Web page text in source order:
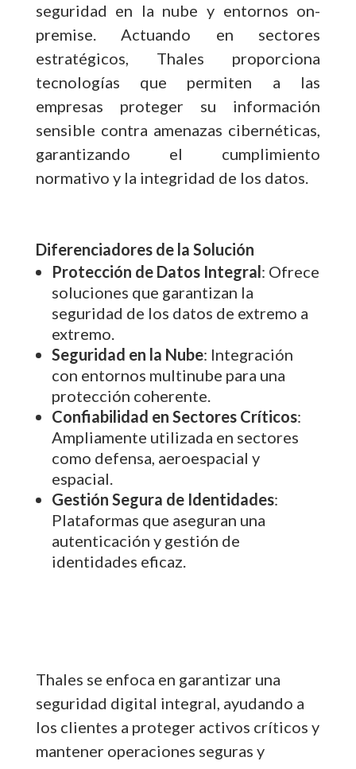
seguridad en la nube y entornos on-
premise. Actuando en sectores
estratégicos, Thales proporciona
tecnologías que permiten a las
empresas proteger su información
sensible contra amenazas cibernéticas,
garantizando el cumplimiento
normativo y la integridad de los datos.
Diferenciadores de la Solución
Protección de Datos Integral: Ofrece
soluciones que garantizan la
seguridad de los datos de extremo a
extremo.
Seguridad en la Nube: Integración
con entornos multinube para una
protección coherente.
Confiabilidad en Sectores Críticos:
Ampliamente utilizada en sectores
como defensa, aeroespacial y
espacial.
Gestión Segura de Identidades:
Plataformas que aseguran una
autenticación y gestión de
identidades eficaz.
Thales se enfoca en garantizar una
seguridad digital integral, ayudando a
los clientes a proteger activos críticos y
mantener operaciones seguras y